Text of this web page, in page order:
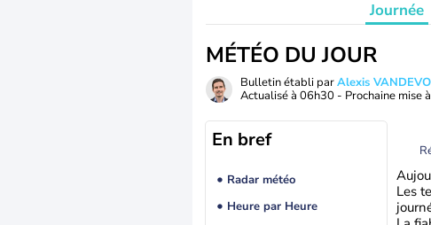
Journée
MÉTÉO DU JOUR
Bulletin établi parAlexis
Actualisé à 06h30 - Prochaine mise
En bref
Radar météo
Heure par Heure
Les